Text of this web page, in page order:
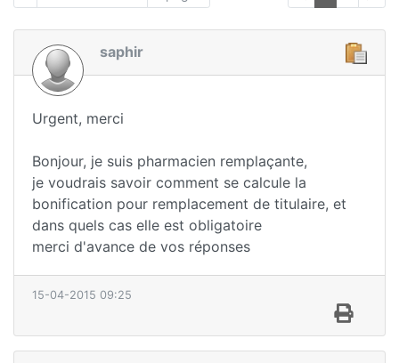
saphir
Urgent, merci
Bonjour, je suis pharmacien remplaçante,
je voudrais savoir comment se calcule la
bonification pour remplacement de titulaire, et
dans quels cas elle est obligatoire
merci d'avance de vos réponses
15-04-2015 09:25